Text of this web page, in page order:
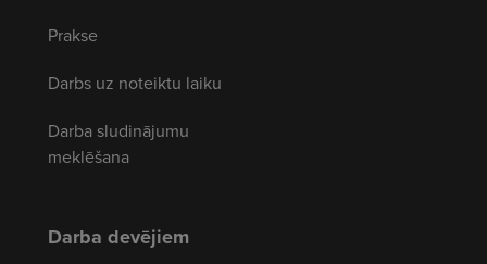
Prakse
Darbs uz noteiktu laiku
Darba sludinājumu
meklēšana
Darba devējiem